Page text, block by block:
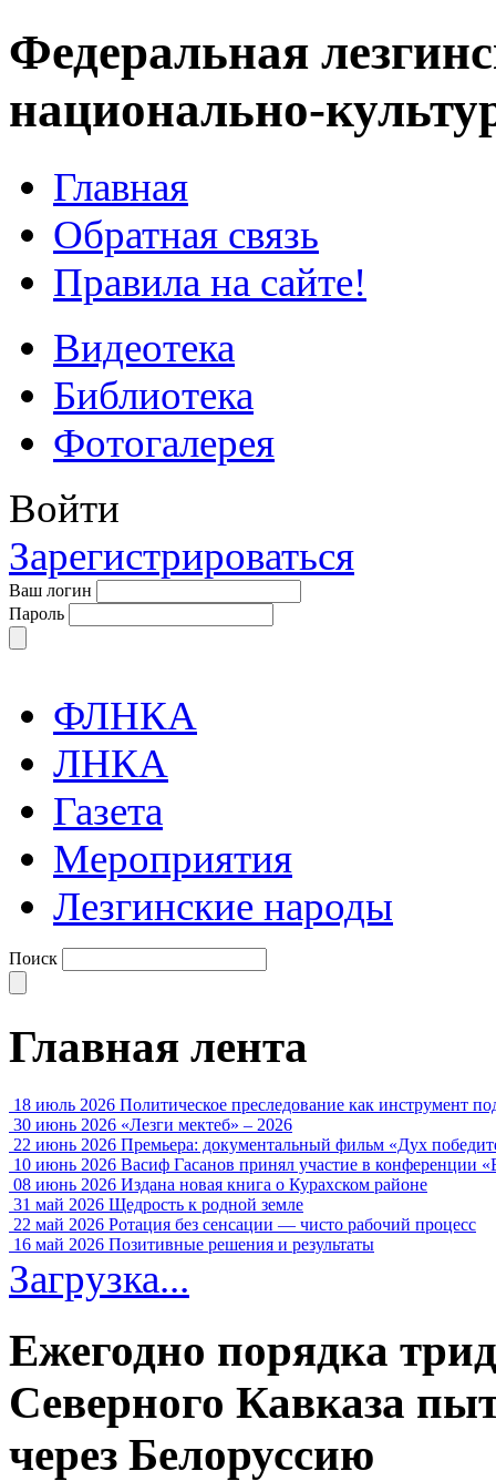
Федеральная
национально-
Главная
Обратная связь
Правила на сайте!
Видеотека
Библиотека
Фотогалерея
Войти
Зарегистрироваться
Ваш логин
Пароль
ФЛНКА
ЛНКА
Газета
Мероприятия
Лезгинские народы
Поиск
Главная лента
18 июль 2026 Политическое преследование как инструмент
30 июнь 2026 «Лезги мектеб» – 2026
22 июнь 2026 Премьера: документальный фильм «Дух
10 июнь 2026 Васиф Гасанов принял участие в конференции
08 июнь 2026 Издана новая книга о Курахском районе
31 май 2026 Щедрость к родной земле
22 май 2026 Ротация без сенсации — чисто рабочий процесс
16 май 2026 Позитивные решения и результаты
Загрузка...
Ежегодно порядка
Северного Кавказа
через Белоруссию